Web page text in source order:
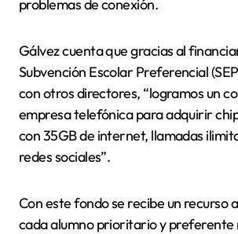
problemas de conexión.
Gálvez cuenta que gracias al
Subvención Escolar Preferencial
con otros directores, “logramos un
empresa telefónica para adquirir
con 35GB de internet, llamadas
redes sociales”.
Con este fondo se recibe un recurso
cada alumno prioritario y preferente